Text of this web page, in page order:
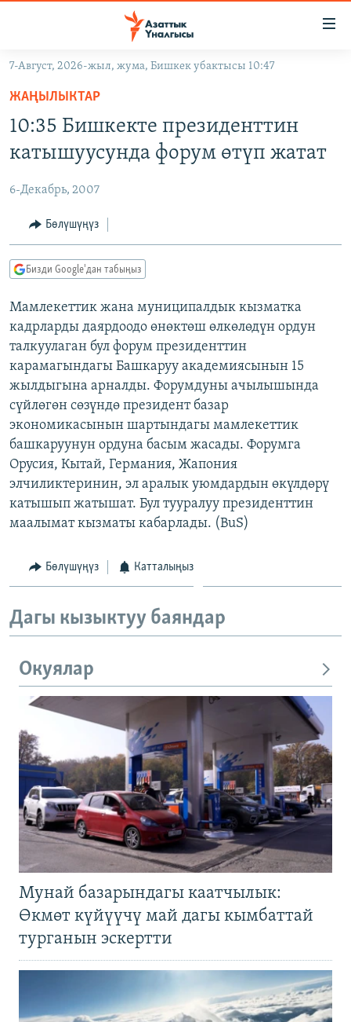
Навигацияга
өтүңүз
салыңыз
ЭКОНОМИКА
МАДАНИЯТ
БОРБОР АЗИЯ
АТАЙЫН ИЛИКТӨӨ
ТВ ПРОГРАММАЛАР
ЭКСПЕРТТЕР ТАЛДАЙТ
БИЗ ЖАНА ДҮЙНӨ
ДАНИСТЕ
ЭЖЕ-СИҢДИЛЕР
АЗАТТЫК+
ЫҢГАЙСЫЗ СУРООЛОР
ӨЗГӨЧӨ ПИКИР
Русский
ОНЛАЙН ШЕРИНЕ
ЭЕ/АРнун бардык сайттары
7-Август, 2026-жыл, жума, Бишкек убактысы 10:47
ЖАҢЫЛЫКТАР
10:35 Бишкекте президенттин
катышуусунда форум өтүп жатат
6-Декабрь, 2007
Бөлүшүңүз
Бизди Google'дан табыңыз
Мамлекеттик жана муниципалдык кызматка
кадрларды даярдоодо өнөктөш өлкөлөдүн ордун
талкуулаган бул форум президенттин
карамагындагы Башкаруу академиясынын 15
жылдыгына арналды. Форумдуны ачылышында
сүйлөгөн сөзүндө президент базар
экономикасынын шартындагы мамлекеттик
башкаруунун ордуна басым жасады. Форумга
Орусия, Кытай, Германия, Жапония
элчиликтеринин, эл аралык уюмдардын өкүлдөрү
катышып жатышат. Бул тууралуу президенттин
маалымат кызматы кабарлады. (BuS)
Бөлүшүңүз Катталыңыз
Дагы кызыктуу баяндар
Окуялар
Мунай базарындагы каатчылык:
Өкмөт күйүүчү май дагы кымбаттай
турганын эскертти